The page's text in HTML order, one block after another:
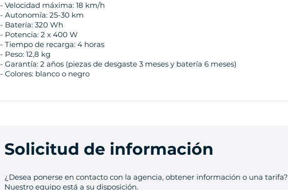
- Velocidad máxima: 18 km/h
- Autonomía: 25-30 km
- Batería: 320 Wh
- Potencia: 2 x 400 W
- Tiempo de recarga: 4 horas
- Peso: 12,8 kg
- Garantía: 2 años (piezas de desgaste 3 meses y batería 6 meses)
- Colores: blanco o negro
Solicitud de información
¿Desea ponerse en contacto con la agencia, obtener información o una tarifa?
Nuestro equipo está a su disposición.